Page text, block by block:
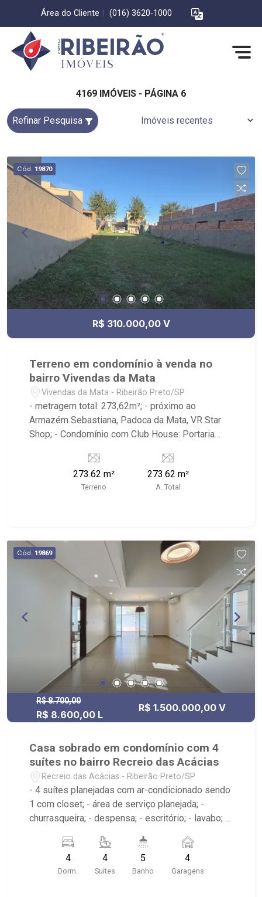
Área do Cliente (016) 3620-1000
4169 IMÓVEIS - PÁGINA 6
Refinar Pesquisa
Cód. 19870
R$ 310.000,00 V
Terreno em condomínio à venda no
bairro Vivendas da Mata
Vivendas da Mata - Ribeirão Preto/SP
- metragem total: 273,62m²; - próximo ao
Armazém Sebastiana, Padoca da Mata, VR Star
Shop; - Condomínio com Club House: Portaria
Poliesportiva, Quadra de Tênis, Beach Tenis,
Brinquedoteca, Academia; - Ribeirão Imóveis,
referência em venda, compra e locação. - Sinta-
criteriosa de documentação; - com foco: Zona
Sul, Zona Leste, Centro e Bonfim Paulista; - para
Venda, Compra e Locação, imobiliária é Ribeirão
Imóveis - sede na Av. Professor João Fiusa;
273.62 m²
Terreno
273.62 m²
A. Total
Cód. 19869
R$ 8.700,00
R$ 8.600,00 L
R$ 1.500.000,00 V
Casa sobrado em condomínio com 4
suítes no bairro Recreio das Acácias
Recreio das Acácias - Ribeirão Preto/SP
- 4 suítes planejadas com ar-condicionado sendo
1 com closet; - área de serviço planejada; -
churrasqueira; - despensa; - escritório; - lavabo; -
sala 2 ambientes com ar-condicionado; - 5
banheiros planejados com box e espelho; -
próximo ao Yakin, Villa Sucreê, MB Fit Academia
4
Dorm.
4
Suítes
5
Banho
4
Garagens